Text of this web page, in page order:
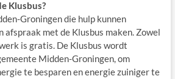
Klusbus?
Groningen die hulp kunnen
afspraak met de Klusbus maken. Zowel
is gratis. De Klusbus wordt
Midden-Groningen, om
te besparen en energie zuiniger te